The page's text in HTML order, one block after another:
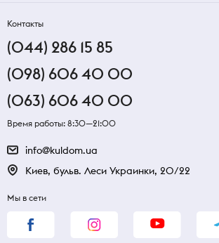
Контакты
(044) 286 15 85
(098) 606 40 00
(063) 606 40 00
Время работы: 8:30—21:00
info@kuldom.ua
Киев, бульв. Леси Украинки, 20/22
Мы в сети